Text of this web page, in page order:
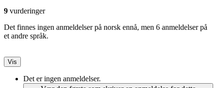
9 vurderinger
Det finnes ingen anmeldelser på norsk ennå, men 6 anmeldelser på
et andre språk.
Vis
Det er ingen anmeldelser.